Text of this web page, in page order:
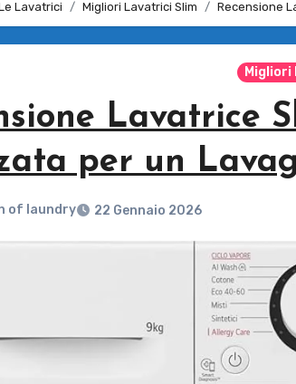
Lavatrici Migliori Lavatrici Slim Recensione
Lavatrice
per un
of laundry 22 Gennaio 2026